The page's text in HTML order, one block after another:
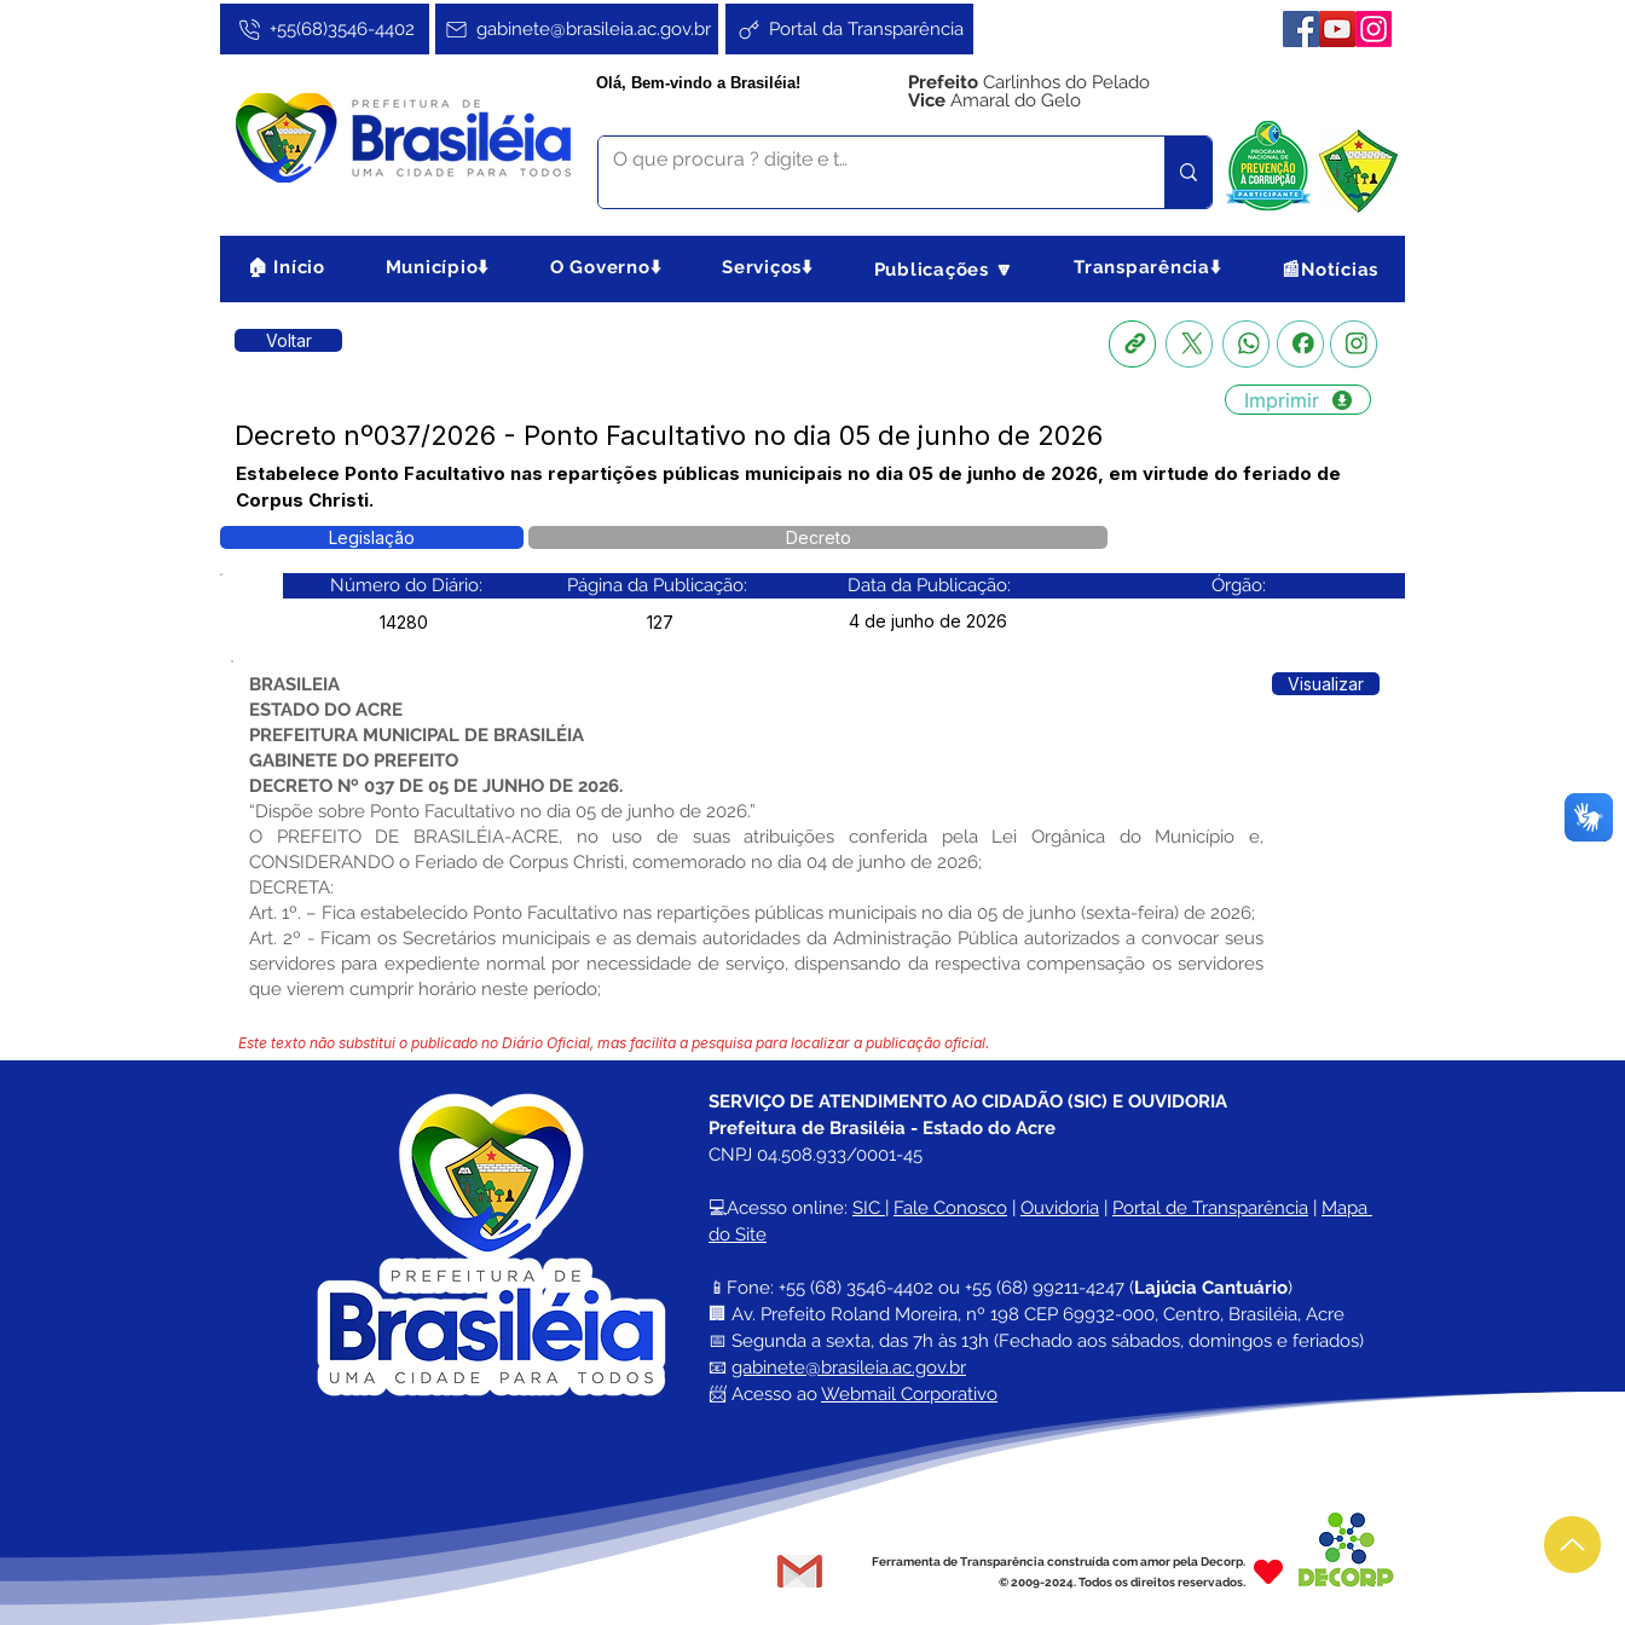
Portal da Transparência
gabinete@brasileia.ac.gov.br
+55(68)3546-4402
Olá, Bem-vindo a Brasiléia! Prefeito Carlinhos do Pelado
Vice Amaral do Gelo
🏠 Início Município⬇️ O Governo⬇️ Serviços⬇️ Publicações 🔽 Transparência⬇️ 📰Notícias
Voltar
Imprimir
Decreto nº037/2026 - Ponto Facultativo no dia 05 de junho de 2026
Estabelece Ponto Facultativo nas repartições públicas municipais no dia 05 de junho de 2026, em virtude do feriado de
Corpus Christi.
Legislação Decreto
Número do Diário: Página da Publicação: Data da Publicação: Órgão:
14280 127 4 de junho de 2026
BRASILEIA
ESTADO DO ACRE
PREFEITURA MUNICIPAL DE BRASILÉIA
GABINETE DO PREFEITO
DECRETO Nº 037 DE 05 DE JUNHO DE 2026.
“Dispõe sobre Ponto Facultativo no dia 05 de junho de 2026.”
O PREFEITO DE BRASILÉIA-ACRE, no uso de suas atribuições conferida pela Lei Orgânica do Município e,
CONSIDERANDO o Feriado de Corpus Christi, comemorado no dia 04 de junho de 2026;
DECRETA:
Art. 1º. – Fica estabelecido Ponto Facultativo nas repartições públicas municipais no dia 05 de junho (sexta-feira) de 2026;
Art. 2º - Ficam os Secretários municipais e as demais autoridades da Administração Pública autorizados a convocar seus
servidores para expediente normal por necessidade de serviço, dispensando da respectiva compensação os servidores
que vierem cumprir horário neste período;
Visualizar
Este texto não substitui o publicado no Diário Oficial, mas facilita a pesquisa para localizar a publicação oficial.
SERVIÇO DE ATENDIMENTO AO CIDADÃO (SIC) E OUVIDORIA
Prefeitura de Brasiléia - Estado do Acre
CNPJ 04.508.933/0001-45
💻Acesso online: SIC | Fale Conosco | Ouvidoria | Portal de Transparência | Mapa
do Site
📱Fone: +55 (68) 3546-4402 ou +55 (68) 99211-4247 (Lajúcia Cantuário)
🏢 Av. Prefeito Roland Moreira, nº 198 CEP 69932-000, Centro, Brasiléia, Acre
📅 Segunda a sexta, das 7h às 13h (Fechado aos sábados, domingos e feriados)
📧 gabinete@brasileia.ac.gov.br
📨 Acesso ao Webmail Corporativo
Ferramenta de Transparência construída com amor pela Decorp.
© 2009-2024. Todos os direitos reservados.